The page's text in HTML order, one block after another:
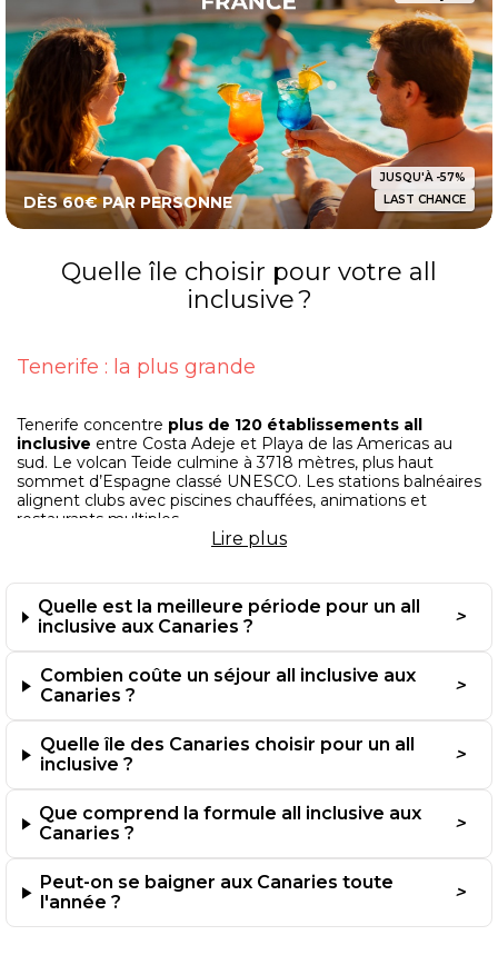
DÈS 60€ PAR PERSONNE
JUSQU'À -57%
LAST CHANCE
Quelle île choisir pour votre all
inclusive ?
Tenerife : la plus grande
Tenerife concentre plus de 120 établissements all
inclusive entre Costa Adeje et Playa de las Americas au
sud. Le volcan Teide culmine à 3718 mètres, plus haut
sommet d’Espagne classé UNESCO. Les stations balnéaires
alignent clubs avec piscines chauffées, animations et
restaurants multiples.
avec jardins botaniques et architecture coloniale. Los
Gigantes impressionne avec falaises plongeant 600 mètres
dans océan. Les dauphins et baleines se observent toute
Fuerteventura : paradis des surfeurs
Fuerteventura déploie
plus de 150 km de plages dorées
au sud aligne des clubs en bord de mer avec la plage
Sotavento prisée des véliplanchistes.
Costa Calma offre eaux turquoise peu profondes parfaites
familles. L’île désertique bénéficie climat le plus sec de
l’archipel avec vents favorables surf et kitesurf. Les villages
Lire plus
Quelle est la meilleure période pour un all
inclusive aux Canaries ?
Combien coûte un séjour all inclusive aux
Canaries ?
Quelle île des Canaries choisir pour un all
inclusive ?
Que comprend la formule all inclusive aux
Canaries ?
Peut-on se baigner aux Canaries toute
l'année ?